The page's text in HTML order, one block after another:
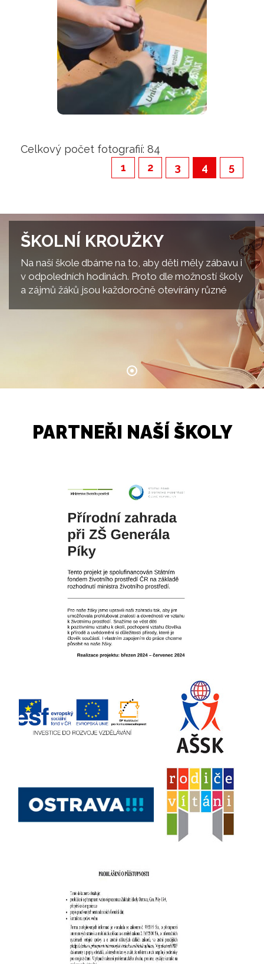
Celkový počet fotografií: 84
1
2 3 4 5
ŠKOLNÍ KROUŽKY
Na naší škole dbáme na to, aby děti měly zábavu i
v odpoledních hodinách. Proto dle možností školy
a zájmů žáků jsou každoročně otevírány různé
PARTNEŘI NAŠÍ ŠKOLY